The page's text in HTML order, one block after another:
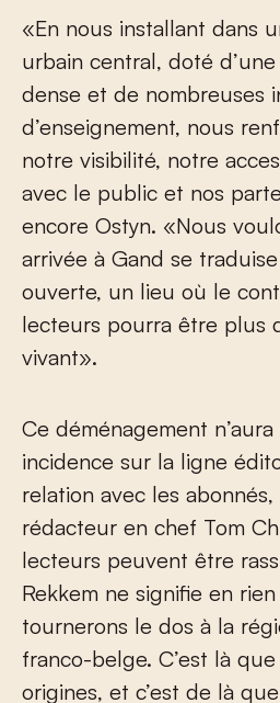
«En nous installant dans
urbain central, doté
dense et de nombreuses
d’enseignement, nous
notre visibilité, notre
avec le public et nos
encore Ostyn. «Nous
arrivée à Gand se
ouverte, un lieu où le
lecteurs pourra être plus
vivant».
Ce déménagement
incidence sur la ligne
relation avec les abonnés,
rédacteur en chef Tom
lecteurs peuvent être
Rekkem ne signifie en
tournerons le dos à la
franco-belge. C’est là
origines, et c’est de là